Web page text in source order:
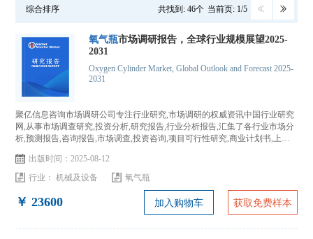
综合排序 共找到: 46个 当前页: 1/5
氧气瓶市场调研报告，全球行业规模展望2025-
2031
Oxygen Cylinder Market, Global Outlook and Forecast 2025-
2031
聚亿信息咨询市场调研公司专注行业研究,市场调研的权威资讯中国行业研究
网,从事市场调查研究,投资分析,研究报告,行业分析报告,汇集了各行业市场分
析,预测报告,咨询报告,市场调查,投资咨询,项目可行性研究,商业计划书,上市
出版时间：2025-08-12
行业：机械及设备 氧气瓶
￥ 23600 加入购物车 获取免费样本